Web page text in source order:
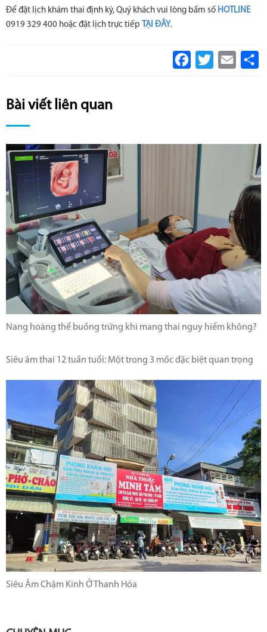
Để đặt lịch khám thai định kỳ, Quý khách vui lòng bấm số HOTLINE
0919 329 400 hoặc đặt lịch trực tiếp TẠI ĐÂY.
Facebook
Twitter Email
Bài viết liên quan
Nang hoàng thể buồng trứng khi mang thai nguy hiểm không?
Siêu âm thai 12 tuần tuổi: Một trong 3 mốc đặc biệt quan trọng
Siêu Âm Chậm Kinh Ở Thanh Hóa